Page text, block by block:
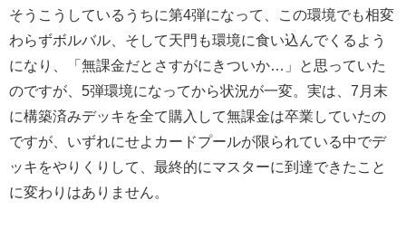
そうこうしているうちに第4弾になって、この環境でも相変
わらずボルバル、そして天門も環境に食い込んでくるよう
になり、「無課金だとさすがにきついか…」と思っていた
のですが、5弾環境になってから状況が一変。実は、7月末
に構築済みデッキを全て購入して無課金は卒業していたの
ですが、いずれにせよカードプールが限られている中でデ
ッキをやりくりして、最終的にマスターに到達できたこと
に変わりはありません。